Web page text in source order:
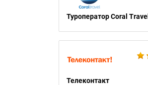
Туроператор Coral Travel
Телеконтакт